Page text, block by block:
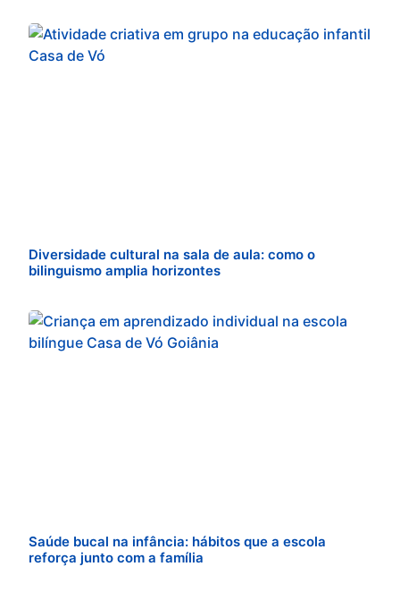
Diversidade cultural na sala de aula: como o
bilinguismo amplia horizontes
Saúde bucal na infância: hábitos que a escola
reforça junto com a família